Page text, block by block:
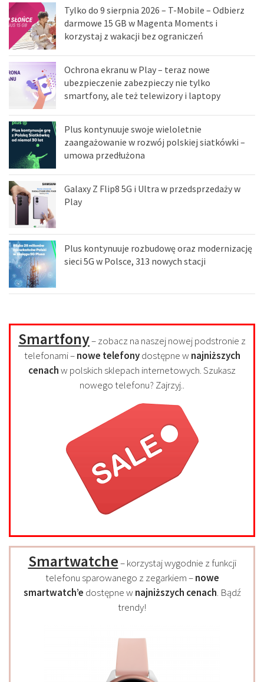
Tylko do 9 sierpnia 2026 – T-Mobile – Odbierz
darmowe 15 GB w Magenta Moments i
korzystaj z wakacji bez ograniczeń
Ochrona ekranu w Play – teraz nowe
ubezpieczenie zabezpieczy nie tylko
smartfony, ale też telewizory i laptopy
Plus kontynuuje swoje wieloletnie
zaangażowanie w rozwój polskiej siatkówki –
umowa przedłużona
Galaxy Z Flip8 5G i Ultra w przedsprzedaży w
Play
Plus kontynuuje rozbudowę oraz modernizację
sieci 5G w Polsce, 313 nowych stacji
Smartfony– zobacz na naszej nowej podstronie z
telefonami –nowe telefonydostępne w najniższych
cenachw polskich sklepach internetowych. Szukasz
nowego telefonu? Zajrzyj..
Smartwatche– korzystaj wygodnie z funkcji
telefonu sparowanego z zegarkiem –nowe
smartwatch’e dostępne w najniższych cenach. Bądź
trendy!